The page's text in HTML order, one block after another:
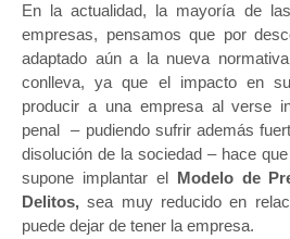
En la actualidad, la mayoría de
empresas, pensamos que por
adaptado aún a la nueva
conlleva, ya que el impacto en
producir a una empresa al verse
penal – pudiendo sufrir además
disolución de la sociedad – hace
supone implantar el Modelo de
Delitos,sea muy reducido en
puede dejar de tener la empresa.